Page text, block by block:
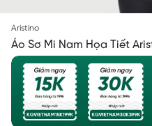
Aristino
Áo Sơ Mi Nam Họa Tiết